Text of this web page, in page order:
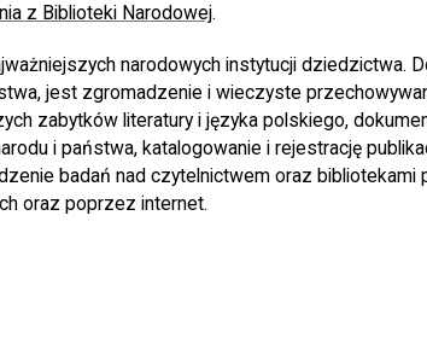
z Biblioteki Narodowej.
narodowych instytucji dziedzictwa.
jest zgromadzenie i wieczyste
zabytków literatury i języka polskiego,
i państwa, katalogowanie i rejestrację
badań nad czytelnictwem oraz bibliotekami
oraz poprzez internet.